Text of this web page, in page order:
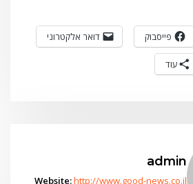
פייסבוק דואר אלקטרוני
עוד
admin
Website:http://www.good-news.co.il